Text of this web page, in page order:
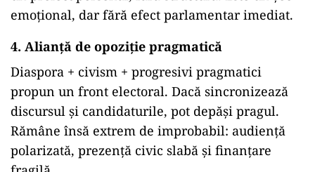
emoțional, dar fără efect parlamentar imediat.
4. Alianță de opoziție pragmatică
Diaspora + civism + progresivi pragmatici
propun un front electoral. Dacă sincronizează
discursul și candidaturile, pot depăși pragul.
Rămâne însă extrem de improbabil: audiență
polarizată, prezență civic slabă și finanțare